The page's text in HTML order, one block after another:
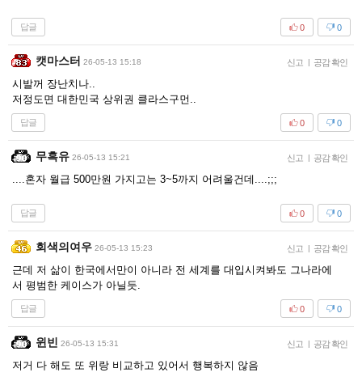
답글 0
0
캣마스터 26-05-13 15:18 신고 | 공감 확인
시발꺼 장난치나..
저정도면 대한민국 상위권 클라스구먼..
답글 0
0
무흑유 26-05-13 15:21 신고 | 공감 확인
....혼자 월급 500만원 가지고는 3~5까지 어려울건데....;;;
답글 0
0
회색의여우 26-05-13 15:23 신고 | 공감 확인
근데 저 삶이 한국에서만이 아니라 전 세계를 대입시켜봐도 그나라에
서 평범한 케이스가 아닐듯.
답글 0
0
윈빈 26-05-13 15:31 신고 | 공감 확인
저거 다 해도 또 위랑 비교하고 있어서 행복하지 않음